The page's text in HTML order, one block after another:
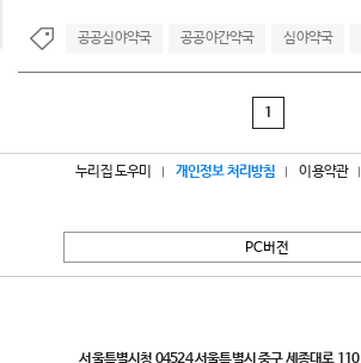
공공심야약국 공공야간약국 심야약국
1
누리집 도우미 개인정보 처리방침 이용약관
PC버전
서울특별시청 04524 서울특별시 중구 세종대로 110